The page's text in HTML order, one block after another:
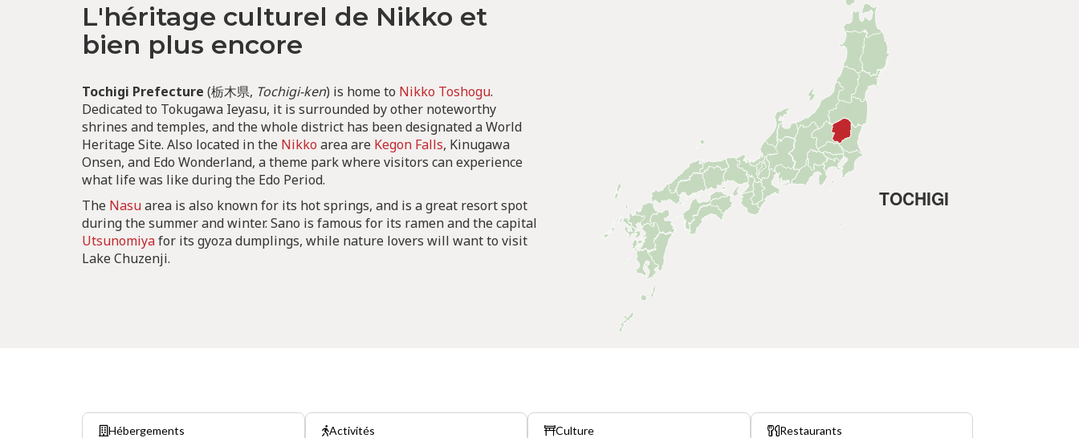
L'héritage culturel de Nikko et
bien plus encore
Tochigi Prefecture (栃木県, Tochigi-ken) is home to Nikko Toshogu.
Dedicated to Tokugawa Ieyasu, it is surrounded by other noteworthy
shrines and temples, and the whole district has been designated a World
Heritage Site. Also located in the Nikko area are Kegon Falls, Kinugawa
Onsen, and Edo Wonderland, a theme park where visitors can experience
what life was like during the Edo Period.
The Nasuarea is also known for its hot springs, and is a great resort spot
during the summer and winter. Sano is famous for its ramen and the capital
Utsunomiyafor its gyoza dumplings, while nature lovers will want to visit
Lake Chuzenji.
TOCHIGI
Hébergements Activités Culture Restaurants